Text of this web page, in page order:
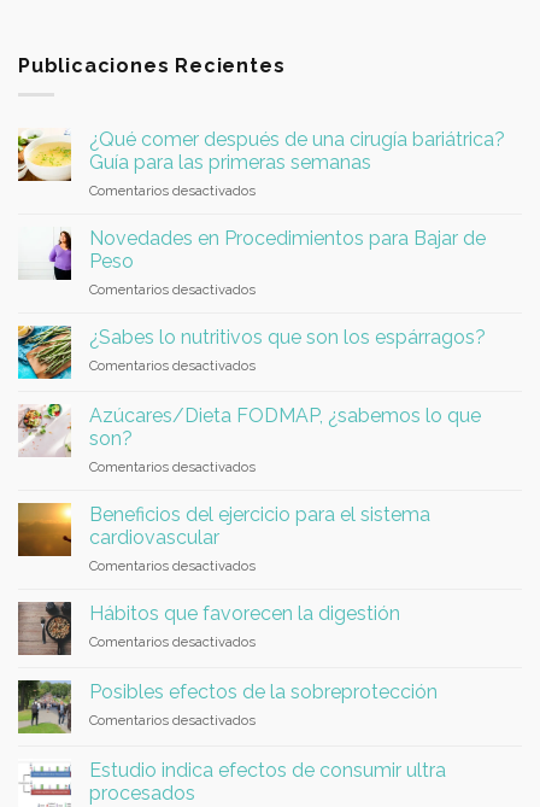
Publicaciones Recientes
¿Qué comer después de una cirugía bariátrica?
Guía para las primeras semanas
Comentarios desactivadosen
comer
una
bariátrica?
Guía
para
primeras
Novedades en Procedimientos para Bajar de
Peso
Comentarios desactivadosen
en
Procedimientos
para
de
¿Sabes lo nutritivos que son los espárragos?
Comentarios desactivadosen
lo
nutritivos
son
espárragos?
Azúcares/Dieta FODMAP, ¿sabemos lo que
son?
Comentarios desactivadosen
FODMAP,
¿sabemos
que
Beneficios del ejercicio para el sistema
cardiovascular
Comentarios desactivadosen
del
para
sistema
cardiovascular
Hábitos que favorecen la digestión
Comentarios desactivadosen
que
favorecen
la
Posibles efectos de la sobreprotección
Comentarios desactivadosen
efectos
de
Estudio indica efectos de consumir ultra
procesados